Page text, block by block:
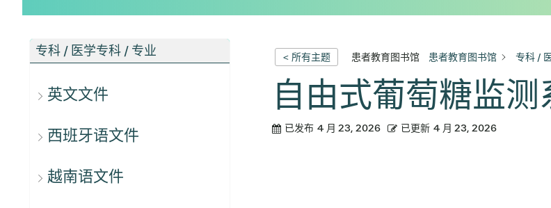
专科 / 医学专科 / 专业
英文文件
西班牙语文件
越南语文件
< 所有主题 患者教育图书馆 患者教育图书馆 专科 /
自由式葡萄糖监
已发布 4 月 23, 2026 已更新 4 月 23, 2026